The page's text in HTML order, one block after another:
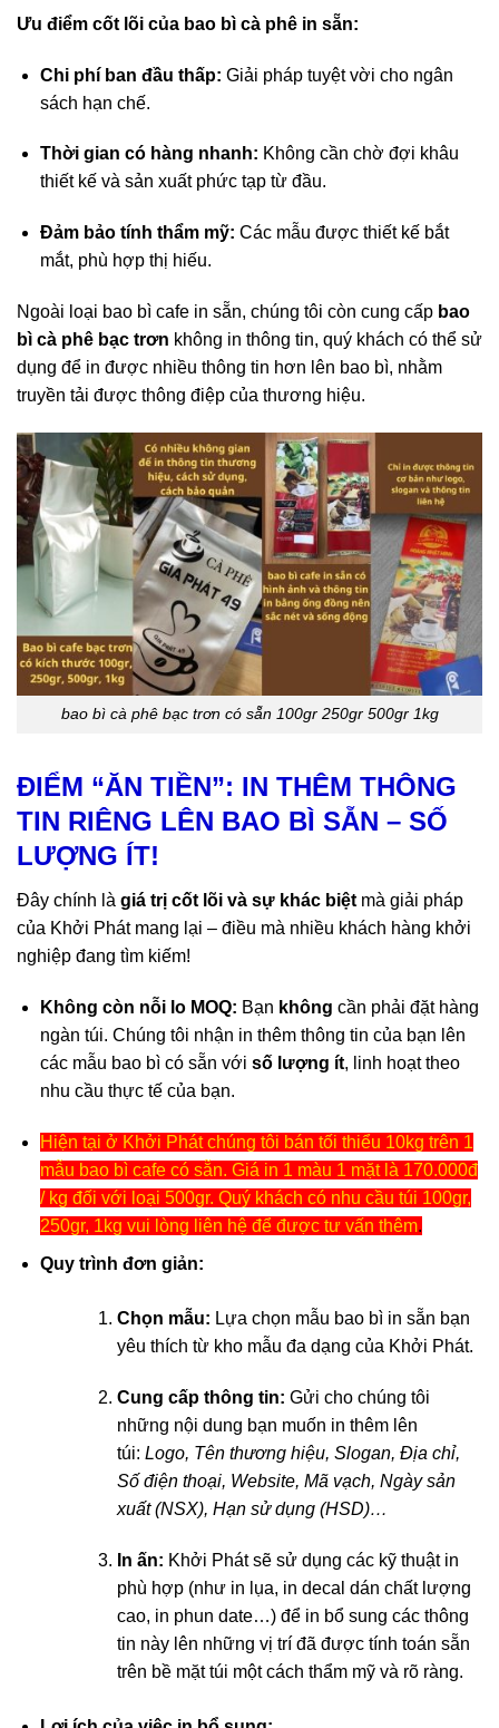
Ưu điểm cốt lõi của bao bì cà phê in sẵn:
Chi phí ban đầu thấp: Giải pháp tuyệt vời cho ngân
sách hạn chế.
Thời gian có hàng nhanh: Không cần chờ đợi khâu
thiết kế và sản xuất phức tạp từ đầu.
Đảm bảo tính thẩm mỹ: Các mẫu được thiết kế bắt
mắt, phù hợp thị hiếu.
Ngoài loại bao bì cafe in sẵn, chúng tôi còn cung cấp bao
bì cà phê bạc trơn không in thông tin, quý khách có thể sử
dụng để in được nhiều thông tin hơn lên bao bì, nhằm
truyền tải được thông điệp của thương hiệu.
bao bì cà phê bạc trơn có sẵn 100gr 250gr 500gr 1kg
ĐIỂM “ĂN TIỀN”: IN THÊM THÔNG
TIN RIÊNG LÊN BAO BÌ SẴN – SỐ
LƯỢNG ÍT!
Đây chính là giá trị cốt lõi và sự khác biệt mà giải pháp
của Khởi Phát mang lại – điều mà nhiều khách hàng khởi
nghiệp đang tìm kiếm!
Không còn nỗi lo MOQ: Bạn không cần phải đặt hàng
ngàn túi. Chúng tôi nhận in thêm thông tin của bạn lên
các mẫu bao bì có sẵn với số lượng ít, linh hoạt theo
nhu cầu thực tế của bạn.
Hiện tại ở Khởi Phát chúng tôi bán tối thiểu 10kg trên 1
mẫu bao bì cafe có sẵn. Giá in 1 màu 1 mặt là 170.000đ
/ kg đối với loại 500gr. Quý khách có nhu cầu túi 100gr,
250gr, 1kg vui lòng liên hệ để được tư vấn thêm.
Quy trình đơn giản:
Chọn mẫu: Lựa chọn mẫu bao bì in sẵn bạn
yêu thích từ kho mẫu đa dạng của Khởi Phát.
Cung cấp thông tin: Gửi cho chúng tôi
những nội dung bạn muốn in thêm lên
túi: Logo, Tên thương hiệu, Slogan, Địa chỉ,
Số điện thoại, Website, Mã vạch, Ngày sản
xuất (NSX), Hạn sử dụng (HSD)…
In ấn: Khởi Phát sẽ sử dụng các kỹ thuật in
phù hợp (như in lụa, in decal dán chất lượng
cao, in phun date…) để in bổ sung các thông
tin này lên những vị trí đã được tính toán sẵn
trên bề mặt túi một cách thẩm mỹ và rõ ràng.